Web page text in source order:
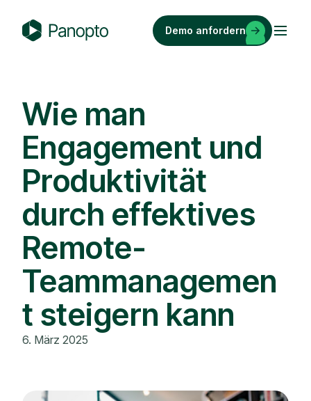
Inhalt
o
p
t
o
Demo anfordern
Wie man
Engagement und
Produktivität
durch effektives
Remote-
Teammanagemen
t steigern kann
6. März 2025